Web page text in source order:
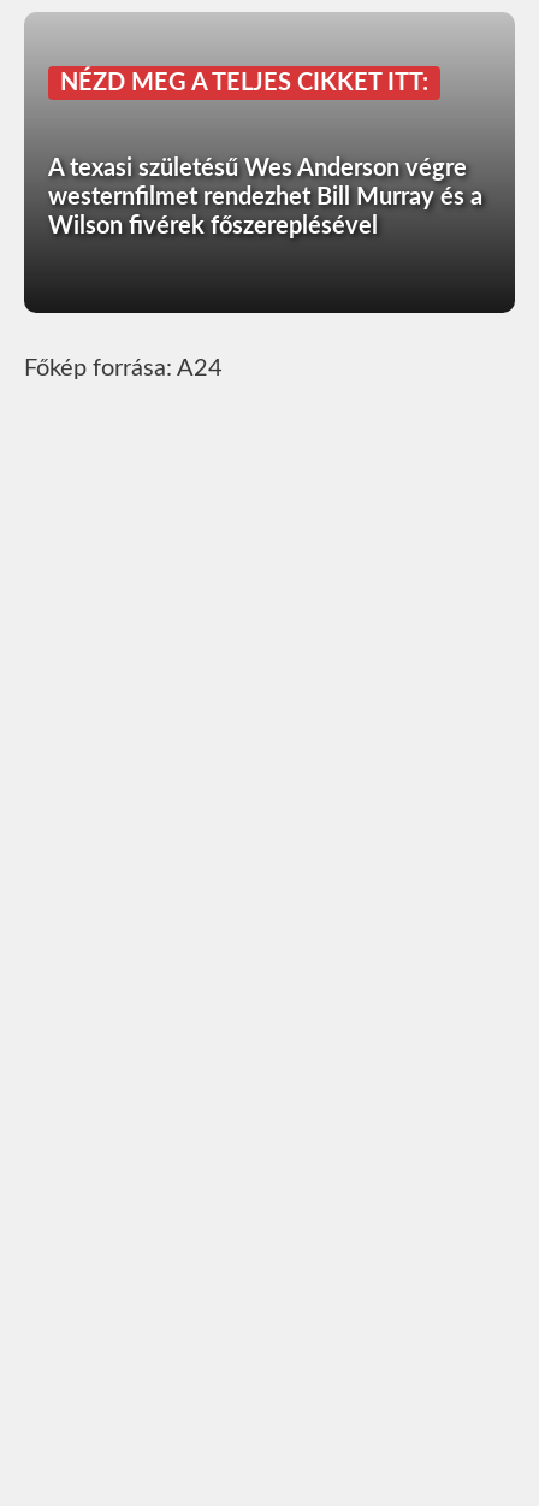
NÉZD MEG A TELJES CIKKET ITT:
A texasi születésű Wes Anderson végre
westernfilmet rendezhet Bill Murray és a
Wilson fivérek főszereplésével
Főkép forrása: A24